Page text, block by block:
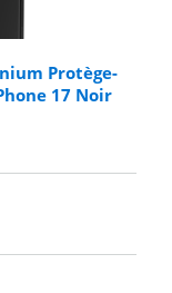
Protège-
17 Noir